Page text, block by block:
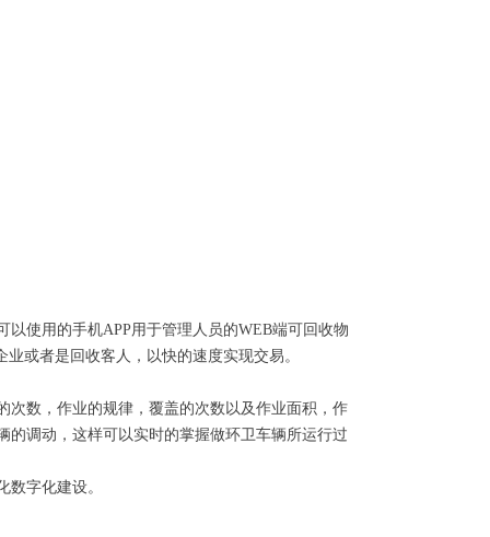
使用的手机APP用于管理人员的WEB端可回收物
或者是回收客人，以快的速度实现交易。
次数，作业的规律，覆盖的次数以及作业面积，作
调动，这样可以实时的掌握做环卫车辆所运行过
字化建设。